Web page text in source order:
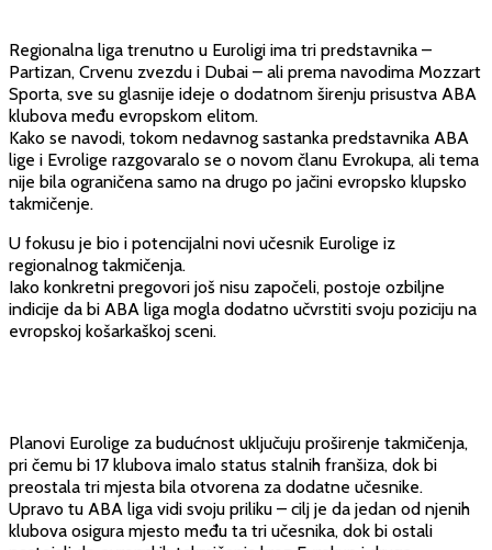
Regionalna liga trenutno u Euroligi ima tri predstavnika –
Partizan, Crvenu zvezdu i Dubai – ali prema navodima Mozzart
Sporta, sve su glasnije ideje o dodatnom širenju prisustva ABA
klubova među evropskom elitom.
Kako se navodi, tokom nedavnog sastanka predstavnika ABA
lige i Evrolige razgovaralo se o novom članu Evrokupa, ali tema
nije bila ograničena samo na drugo po jačini evropsko klupsko
takmičenje.
U fokusu je bio i potencijalni novi učesnik Eurolige iz
regionalnog takmičenja.
Iako konkretni pregovori još nisu započeli, postoje ozbiljne
indicije da bi ABA liga mogla dodatno učvrstiti svoju poziciju na
evropskoj košarkaškoj sceni.
Planovi Eurolige za budućnost uključuju proširenje takmičenja,
pri čemu bi 17 klubova imalo status stalnih franšiza, dok bi
preostala tri mjesta bila otvorena za dodatne učesnike.
Upravo tu ABA liga vidi svoju priliku – cilj je da jedan od njenih
klubova osigura mjesto među ta tri učesnika, dok bi ostali